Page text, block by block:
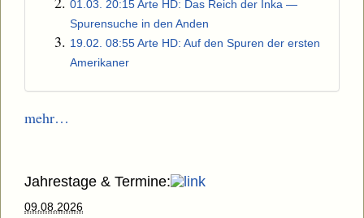
01.03. 20:15 Arte HD: Das Reich der Inka —
Spurensuche in den Anden
19.02. 08:55 Arte HD: Auf den Spuren der ersten
Amerikaner
mehr…
Jahrestage & Termine:
09.08.2026